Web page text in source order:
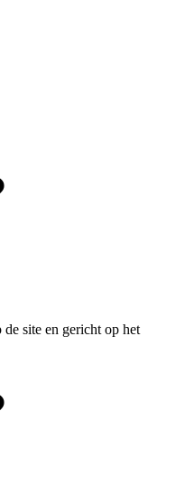
site en gericht op het